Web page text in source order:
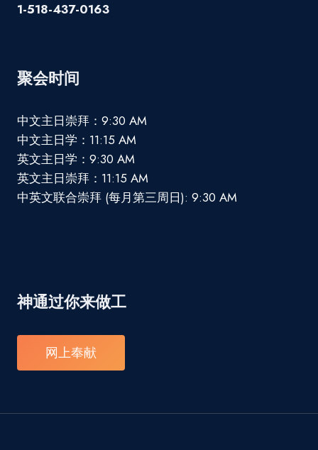
1-518-437-0163
聚会时间
中文主日崇拜：9:30 AM
中文主日学：11:15 AM
英文主日学：9:30 AM
英文主日崇拜：11:15 AM
中英文联合崇拜 (每月第三周日): 9:30 AM
神通过你来做工
网上奉献